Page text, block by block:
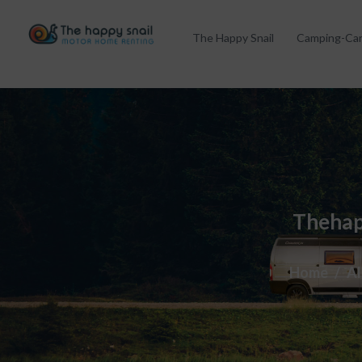
The Happy Snail Camping-
Home